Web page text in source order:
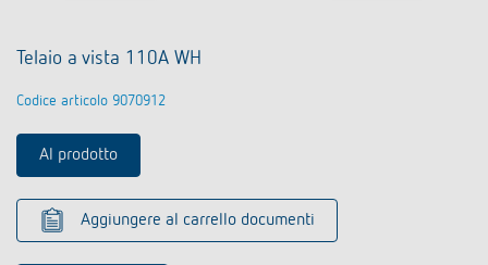
Telaio a vista 110A WH
Codice articolo 9070912
Al prodotto
Aggiungere al carrello documenti